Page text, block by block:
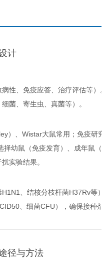
计
性、免疫应答、治疗评估等）。
菌、寄生虫、真菌等）。
）、Wistar大鼠常用；免疫研
择幼鼠（免疫发育）、成年鼠（
实验结果。
、结核分枝杆菌H37Rv等）
、细菌CFU），确保接种剂
径与方法